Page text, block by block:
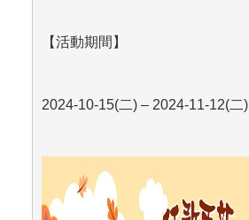
【活動期間】
2024-10-15(二) – 2024-11-12(二)